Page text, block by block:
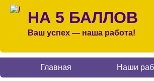
НА 5 БАЛЛОВ
Ваш успех — наша работа!
Главная Наши